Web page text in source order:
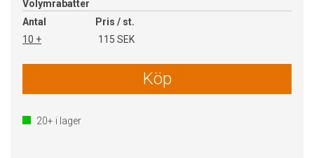
Volymrabatter
Antal
Pris / st.
10 +
115 SEK
Köp
20+ i lager